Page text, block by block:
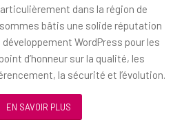
dans la région de
bâtis une solide réputation
développement WordPress pour les
d’honneur sur la qualité, les
la sécurité et l’évolution.
EN SAVOIR PLUS